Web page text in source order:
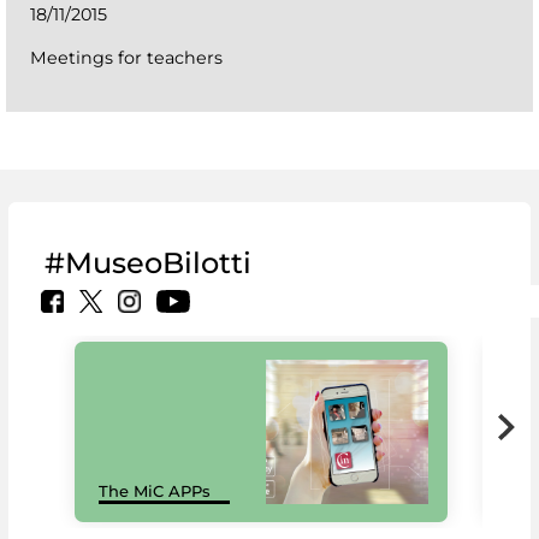
18/11/2015
Meetings for teachers
#MuseoBilotti
The MiC APPs